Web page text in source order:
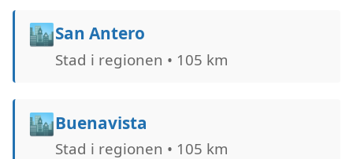
🏙️San Antero
Stad i regionen • 105 km
🏙️Buenavista
Stad i regionen • 105 km